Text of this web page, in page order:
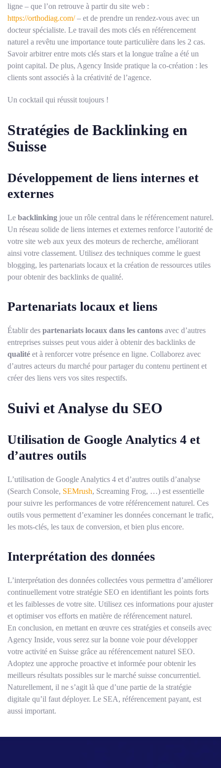
ligne – que l’on retrouve à partir du site web :
https://orthodiag.com/– et de prendre un rendez-vous avec un
docteur spécialiste. Le travail des mots clés en référencement
naturel a revêtu une importance toute particulière dans les 2 cas.
Savoir arbitrer entre mots clés stars et la longue traîne a été un
point capital. De plus, Agency Inside pratique la co-création : les
clients sont associés à la créativité de l’agence.
Un cocktail qui réussit toujours !
Stratégies de Backlinking en
Suisse
Développement de liens internes et
externes
Le backlinking joue un rôle central dans le référencement naturel.
Un réseau solide de liens internes et externes renforce l’autorité de
votre site web aux yeux des moteurs de recherche, améliorant
ainsi votre classement. Utilisez des techniques comme le guest
blogging, les partenariats locaux et la création de ressources utiles
pour obtenir des backlinks de qualité.
Partenariats locaux et liens
Établir des partenariats locaux dans les cantons avec d’autres
entreprises suisses peut vous aider à obtenir des backlinks de
qualité et à renforcer votre présence en ligne. Collaborez avec
d’autres acteurs du marché pour partager du contenu pertinent et
créer des liens vers vos sites respectifs.
Suivi et Analyse du SEO
Utilisation de Google Analytics 4 et
d’autres outils
L’utilisation de Google Analytics 4 et d’autres outils d’analyse
(Search Console, SEMrush, Screaming Frog, …) est essentielle
pour suivre les performances de votre référencement naturel. Ces
outils vous permettent d’examiner les données concernant le trafic,
les mots-clés, les taux de conversion, et bien plus encore.
Interprétation des données
L’interprétation des données collectées vous permettra d’améliorer
continuellement votre stratégie SEO en identifiant les points forts
et les faiblesses de votre site. Utilisez ces informations pour ajuster
et optimiser vos efforts en matière de référencement naturel.
En conclusion, en mettant en œuvre ces stratégies et conseils avec
Agency Inside, vous serez sur la bonne voie pour développer
votre activité en Suisse grâce au référencement naturel SEO.
Adoptez une approche proactive et informée pour obtenir les
meilleurs résultats possibles sur le marché suisse concurrentiel.
Naturellement, il ne s’agit là que d’une partie de la stratégie
digitale qu’il faut déployer. Le SEA, référencement payant, est
aussi important.